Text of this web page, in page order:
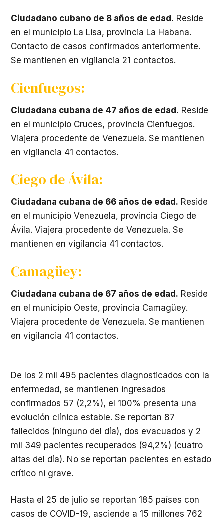
Ciudadano cubano de 8 años de edad. Reside
en el municipio La Lisa, provincia La Habana.
Contacto de casos confirmados anteriormente.
Se mantienen en vigilancia 21 contactos.
Cienfuegos:
Ciudadana cubana de 47 años de edad. Reside
en el municipio Cruces, provincia Cienfuegos.
Viajera procedente de Venezuela. Se mantienen
en vigilancia 41 contactos.
Ciego de Ávila:
Ciudadana cubana de 66 años de edad. Reside
en el municipio Venezuela, provincia Ciego de
Ávila. Viajera procedente de Venezuela. Se
mantienen en vigilancia 41 contactos.
Camagüey:
Ciudadana cubana de 67 años de edad. Reside
en el municipio Oeste, provincia Camagüey.
Viajera procedente de Venezuela. Se mantienen
en vigilancia 41 contactos.
De los 2 mil 495 pacientes diagnosticados con la
enfermedad, se mantienen ingresados
confirmados 57 (2,2%), el 100% presenta una
evolución clínica estable. Se reportan 87
fallecidos (ninguno del día), dos evacuados y 2
mil 349 pacientes recuperados (94,2%) (cuatro
altas del día). No se reportan pacientes en estado
crítico ni grave.
Hasta el 25 de julio se reportan 185 países con
casos de COVID-19, asciende a 15 millones 762